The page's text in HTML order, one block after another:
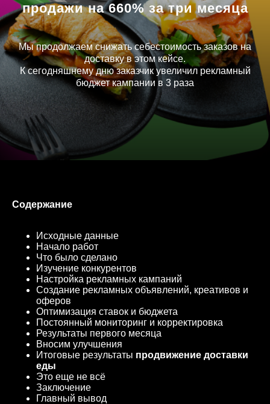
продажи на 660% за три месяца
Мы продолжаем снижать себестоимость заказов на
доставку в этом кейсе.
К сегодняшнему дню заказчик увеличил рекламный
бюджет кампании в 3 раза
Содержание
Исходные данные
Начало работ
Что было сделано
Изучение конкурентов
Настройка рекламных кампаний
Создание рекламных объявлений, креативов и
оферов
Оптимизация ставок и бюджета
Постоянный мониторинг и корректировка
Результаты первого месяца
Вносим улучшения
Итоговые результаты продвижение доставки
еды
Это еще не всё
Заключение
Главный вывод